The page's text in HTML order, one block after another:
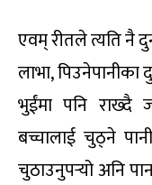
एवम् रीतले त्यति नै
लाभा,
भुईंमा पनि राख्दै
बच्चालाई चुठ्ने
चुठाउनुपर्‍यो अनि